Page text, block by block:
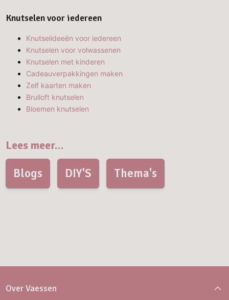
Knutselen voor iedereen
Knutselideeën voor iedereen
Knutselen voor volwassenen
Knutselen met kinderen
Cadeauverpakkingen maken
Zelf kaarten maken
Bruiloft knutselen
Bloemen knutselen
Lees meer...
Blogs DIY'S Thema's
Over Vaessen